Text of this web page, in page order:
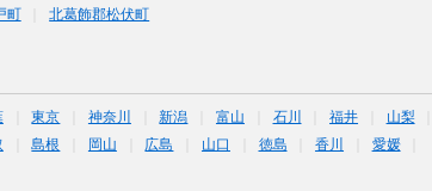
町 北葛飾郡松伏町
東京 神奈川 新潟 富山 石川 福井
山梨
島根 岡山 広島 山口 徳島 香川
愛媛